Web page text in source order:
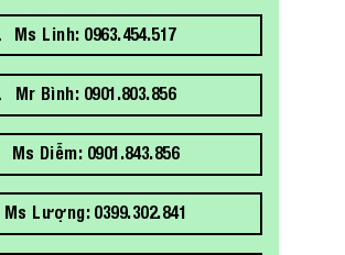
Ms Linh: 0963.454.517
Mr Bình: 0901.803.856
Ms Diễm: 0901.843.856
Ms Lượng: 0399.302.841